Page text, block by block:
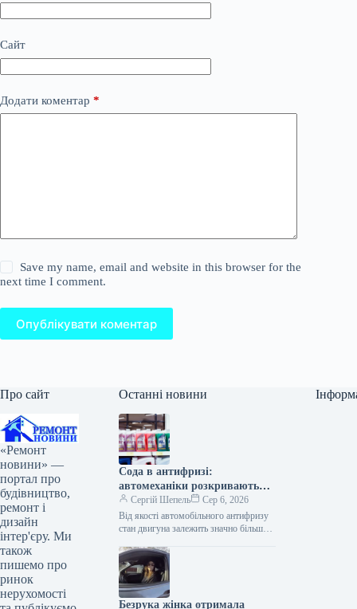
Сайт
Додати коментар *
Save my name, email and website in this browser for the
next time I comment.
Опублікувати коментар
Про сайт
«Ремонт
новини» —
портал про
будівництво,
ремонт і
дизайн
інтер'єру. Ми
також
пишемо про
ринок
нерухомості
Останні новини
Сода в антифризі:
автомеханіки розкривають
секрет гаражних хитрощів
Сергій Шепель
Сер 6, 2026
Від якості автомобільного антифризу
стан двигуна залежить значно більше,
стосується як лютих зимових…
Безрука жінка отримала